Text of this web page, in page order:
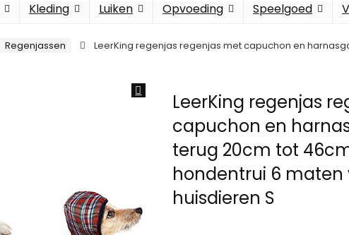
Kleding Luiken Opvoeding Speelgoed
Regenjassen
LeerKing regenjas regenjas met capuchon en
LeerKing regenjas
capuchon en
terug 20cm tot
hondentrui 6 maten
huisdieren S